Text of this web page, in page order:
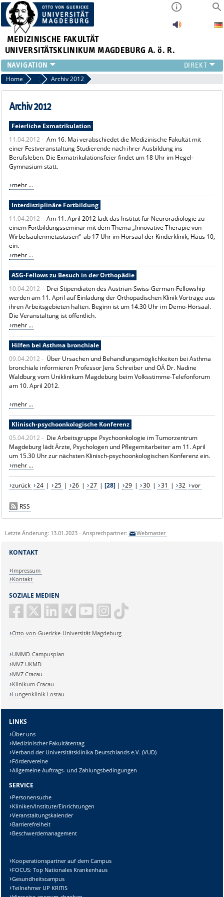
MEDIZINISCHE FAKULTÄT
UNIVERSITÄTSKLINIKUM MAGDEBURG A. ö. R.
INSTITUTE
KLINIKEN
ZENTRALE EINRICHTUNGEN
PRESSE
ÜBER UNS
INTERNATIONAL
INTRANET
Home Archiv News
Archiv 2012
Archiv 2012
Feierliche Exmatrikulation
11.04.2012 - Am 16. Mai verabschiedet die Medizinische Fakultät mit
einer Festveranstaltung Studierende nach ihrer Ausbildung ins
Berufsleben. Die Exmatrikulationsfeier findet um 18 Uhr im Hegel-
Gymnasium statt.
mehr ...
Interdisziplinäre Fortbildung
11.04.2012 - Am 11. April 2012 lädt das Institut für Neuroradiologie zu
einem Fortbildungsseminar mit dem Thema „Innovative Therapie von
Wirbelsäulenmetastasen“ ab 17 Uhr im Hörsaal der Kinderklinik, Haus 10,
ein.
mehr ...
ASG-Fellows zu Besuch in der Orthopädie
10.04.2012 - Drei Stipendiaten des Austrian-Swiss-German-Fellowship
werden am 11. April auf Einladung der Orthopädischen Klinik Vorträge aus
ihren Arbeitsgebieten halten. Beginn ist um 14.30 Uhr im Demo-Hörsaal.
Die Veranstaltung ist öffentlich.
mehr ...
Hilfen bei Asthma bronchiale
09.04.2012 - Über Ursachen und Behandlungsmöglichkeiten bei Asthma
bronchiale informieren Professor Jens Schreiber und OÄ Dr. Nadine
Waldburg vom Uniklinikum Magdeburg beim Volksstimme-Telefonforum
am 10. April 2012.
mehr ...
Klinisch-psychoonkologische Konferenz
05.04.2012 - Die Arbeitsgruppe Psychoonkologie im Tumorzentrum
Magdeburg lädt Ärzte, Psychologen und Pflegemitarbeiter am 11. April
um 15.30 Uhr zur nächsten Klinisch-psychoonkologischen Konferenz ein.
mehr ...
zurück 24 | 25 | 26 | 27 | [28]| 29 | 30 | 31 | 32 vor
RSS
Letzte Änderung: 13.01.2023 - Ansprechpartner: Webmaster
SOZIALE MEDIEN
Otto-von-Guericke-Universität Magdeburg
KONTAKT
Impressum
Kontakt
UMMD-Campusplan
MVZ UKMD
MVZ Cracau
Klinikum Cracau
Lungenklinik Lostau
LINKS
Über uns
Medizinischer Fakultätentag
Verband der Universitätsklinika Deutschlands e.V. (VUD)
Fördervereine
Allgemeine Auftrags- und Zahlungsbedingungen
SERVICE
Personensuche
Kliniken/Institute/Einrichtungen
Veranstaltungskalender
Barrierefreiheit
Beschwerdemanagement
Kooperationspartner auf dem Campus
FOCUS: Top Nationales Krankenhaus
Gesundheitscampus
Teilnehmer UP KRITIS